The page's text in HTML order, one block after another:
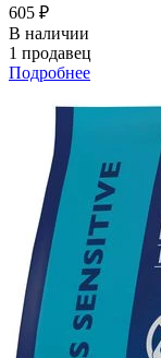
605 ₽
В наличии
1 продавец
Подробнее